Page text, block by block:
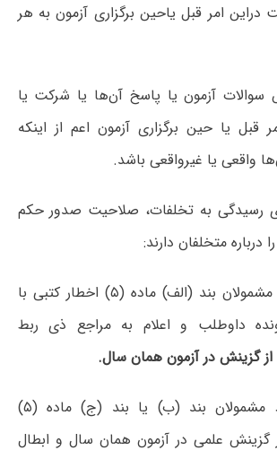
دراین امر قبل یاحین برگزاری آزمون به هر
آزمون یا پاسخ آن‌ها یا شرکت یا
قبل یا حین برگزاری آزمون اعم از اینکه
واقعی یا غیرواقعی باشد.
رسیدگی به تخلفات، صلاحیت صدور حکم
درباره متخلفان دارند:
الف- درمورد مشمولان بند (الف) ماده (۵) اخطار کتبی با
داوطلب و اعلام به مراجع ذی ربط
گزینش در آزمون همان سال.
ب- در مورد مشمولان بند (ب) یا بند (ج) ماده (۵)
گزینش علمی در آزمون همان سال و ابطال